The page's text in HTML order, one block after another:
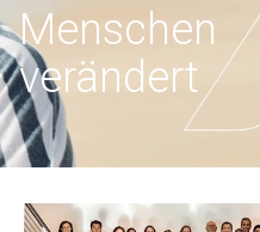
Menschen
verändert